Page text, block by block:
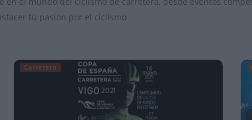
tu pasión por el ciclismo
Carretera